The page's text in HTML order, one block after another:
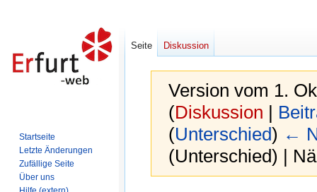
Version vom 1.
(Diskussion |
(Unterschied) ←
(Unterschied) |
Seite Diskussion
Startseite
Letzte Änderungen
Zufällige Seite
Über uns